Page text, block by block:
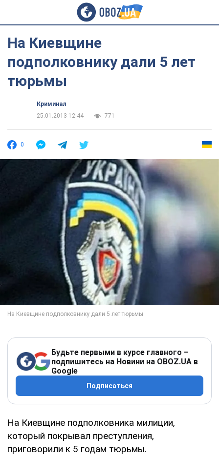
На Киевщине
подполковнику дали 5 лет
тюрьмы
Криминал
25.01.2013 12:44
771
0
Будьте первыми в курсе главного –
подпишитесь на Новини на OBOZ.UA в
Google
Подписаться
На Киевщине подполковника милиции,
который покрывал преступления,
приговорили к 5 годам тюрьмы.